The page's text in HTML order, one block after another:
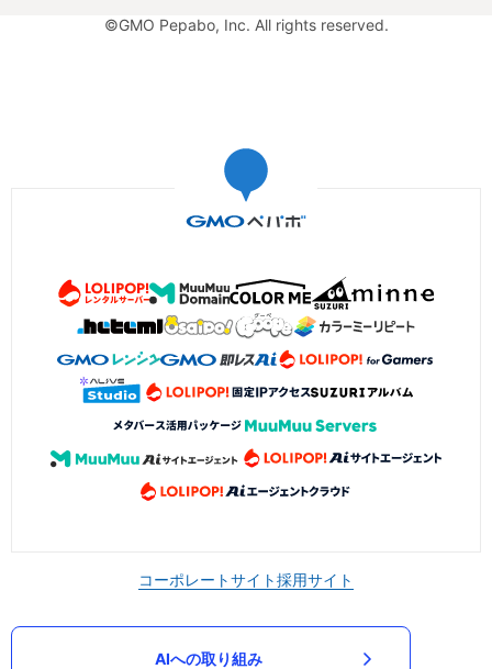
©GMO Pepabo, Inc. All rights reserved.
コーポレートサイト採用サイト
AIへの取り組み